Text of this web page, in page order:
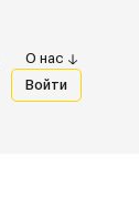
О нас
Войти